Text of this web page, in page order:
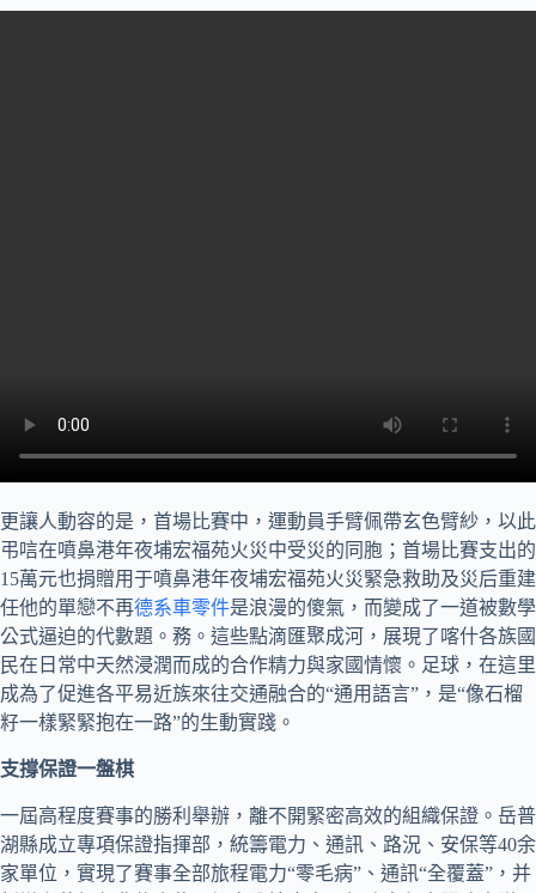
更讓人動容的是，首場比賽中，運動員手臂佩帶玄色臂紗，以此
弔唁在噴鼻港年夜埔宏福苑火災中受災的同胞；首場比賽支出的
15萬元也捐贈用于噴鼻港年夜埔宏福苑火災緊急救助及災后重建
任他的單戀不再德系車零件是浪漫的傻氣，而變成了一道被數學
公式逼迫的代數題。務。這些點滴匯聚成河，展現了喀什各族國
民在日常中天然浸潤而成的合作精力與家國情懷。足球，在這里
成為了促進各平易近族來往交通融合的“通用語言”，是“像石榴
籽一樣緊緊抱在一路”的生動實踐。
支撐保證一盤棋
一屆高程度賽事的勝利舉辦，離不開緊密高效的組織保證。岳普
湖縣成立專項保證指揮部，統籌電力、通訊、路況、安保等40余
家單位，實現了賽事全部旅程電力“零毛病”、通訊“全覆蓋”，并